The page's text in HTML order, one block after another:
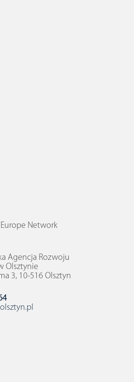
Network
Agencja Rozwoju
Olsztynie
3, 10-516 Olsztyn